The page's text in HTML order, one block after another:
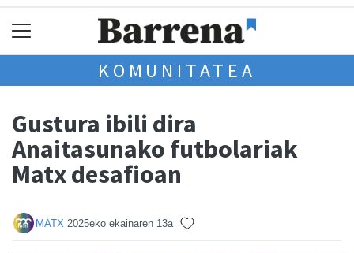
KOMUNITATEA
Gustura ibili dira
Anaitasunako futbolariak
Matx desafioan
MATX 2025eko ekainaren 13a